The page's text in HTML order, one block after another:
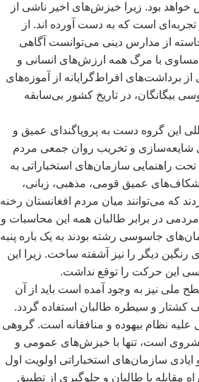
خواهد بود. زیرا خیزشهای اخیر ناشی از
ای است که به دست آورده اند. از
از مدارس دینی میتوانست آگاهی
با مرگ همه ارزشهای انسانی و
از برداشتهای افراطگرایانه از آموزههای
بیگانگان، در تاریخ کشور بیسابقه
این گروه دست به پروپاگندای عمیق و
شایعهسازی و تخریب روان جمعی مردم
راهنمایی سازمانهای استخباراتی به
شکافهای عمیق قومی، مذهبی، زبانی،
که میتوانند میان مردم افغانستان رخنه
در برابر طالبان همه این محاسبات و
های جاسوسی رشته بودند به یک باره پنبه
رنگین دیگر را نیز آشفته ساخت. زیرا این
کسی این حرکت را توقع نداشت.
ملی نیز به وجود آمده است باید از آن
کشتار و سیطره طالبان استفاده گردد.
نظام بیهوده و منافقانه است. گروهی
است، تنها با خیزشهای عمومی و
ایادی سازمانهای استخباراتی اولویت اول
مقابله با طالبان و جلوگیری از تطبیق